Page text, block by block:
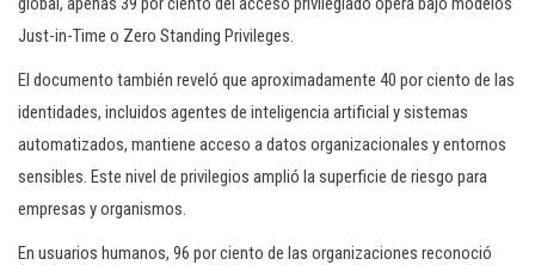
Just-in-Time o Zero Standing Privileges.
El documento también reveló que aproximadamente 40 por ciento de las
identidades, incluidos agentes de inteligencia artificial y sistemas
automatizados, mantiene acceso a datos organizacionales y entornos
sensibles. Este nivel de privilegios amplió la superficie de riesgo para
empresas y organismos.
En usuarios humanos, 96 por ciento de las organizaciones reconoció